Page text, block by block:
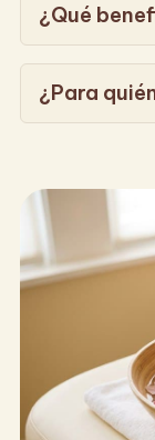
¿Qué
¿Para